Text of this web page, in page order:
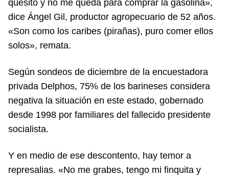
quesito y no me queda para comprar la gasolina»,
dice Ángel Gil, productor agropecuario de 52 años.
«Son como los caribes (pirañas), puro comer ellos
solos», remata.
Según sondeos de diciembre de la encuestadora
privada Delphos, 75% de los barineses considera
negativa la situación en este estado, gobernado
desde 1998 por familiares del fallecido presidente
socialista.
Y en medio de ese descontento, hay temor a
represalias. «No me grabes, tengo mi finquita y